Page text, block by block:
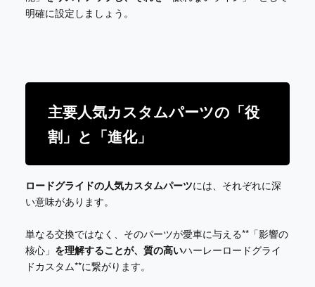
明確に設定しましょう。
主要人気カスタムパーツの「役
割」と「進化」
ロードグライドの人気カスタムパーツには、それぞれに深
い意味があります。
単なる交換ではなく、そのパーツが愛車に与える**「影響の
核心」 を理解することが、質の高いハーレーロードグライ
ドカスタム**に繋がります。